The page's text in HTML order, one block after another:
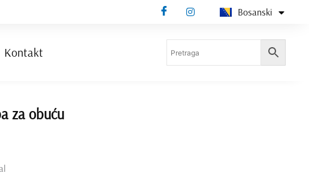
Bosanski
Deutsch
Kontakt
za obuću